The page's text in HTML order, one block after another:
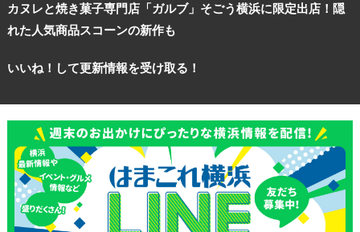
カヌレと焼き菓子専門店「ガルブ」そごう横浜に限定出店！隠
れた人気商品スコーンの新作も
いいね！して更新情報を受け取る！
観光ガイド